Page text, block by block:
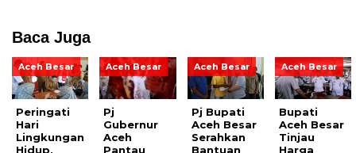
Baca Juga
Aceh Besar
Peringati
Hari
Lingkungan
Hidup,
Aceh Besar
Pj
Gubernur
Aceh
Pantau
Aceh Besar
Pj Bupati
Aceh Besar
Serahkan
Bantuan
Aceh Besar
Bupati
Aceh Besar
Tinjau
Harga